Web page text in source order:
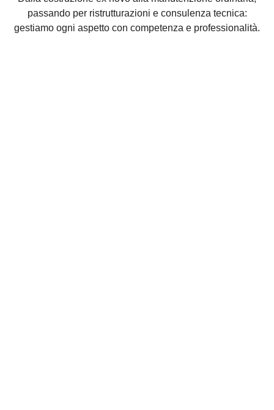
passando per ristrutturazioni e consulenza tecnica:
gestiamo ogni aspetto con competenza e professionalità.